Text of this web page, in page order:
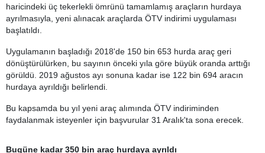
haricindeki üç tekerlekli ömrünü tamamlamış araçların hurdaya
ayrılmasıyla, yeni alınacak araçlarda ÖTV indirimi uygulaması
başlatıldı.
Uygulamanın başladığı 2018'de 150 bin 653 hurda araç geri
dönüştürülürken, bu sayının önceki yıla göre büyük oranda arttığı
görüldü. 2019 ağustos ayı sonuna kadar ise 122 bin 694 aracın
hurdaya ayrıldığı belirlendi.
Bu kapsamda bu yıl yeni araç alımında ÖTV indiriminden
faydalanmak isteyenler için başvurular 31 Aralık'ta sona erecek.
Bugüne kadar 350 bin araç hurdaya ayrıldı